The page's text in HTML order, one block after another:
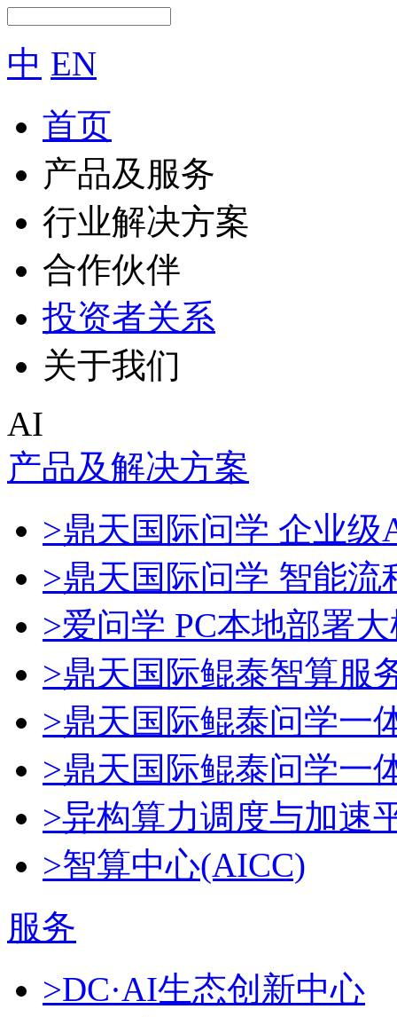
中 EN
首页
产品及服务
行业解决方案
合作伙伴
投资者关系
关于我们
AI
产品及解决方案
>鼎天国际问学 企业级
>鼎天国际问学 智能流
>爱问学 PC本地部署
>鼎天国际鲲泰智算服
>鼎天国际鲲泰问学一
>鼎天国际鲲泰问学一
>异构算力调度与加速
>智算中心(AICC)
服务
>DC·AI生态创新中心